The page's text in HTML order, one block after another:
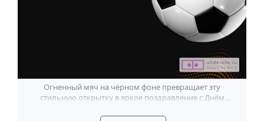
Огненный мяч на чёрном фоне превращает эту
стильную открытку в яркое поздравление с Днём